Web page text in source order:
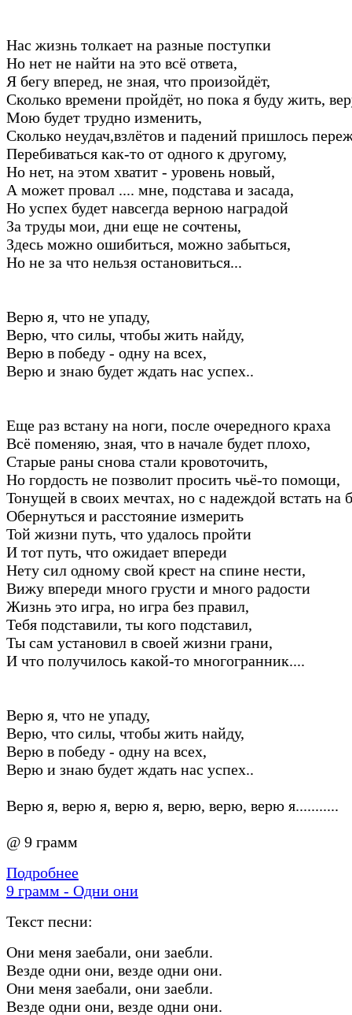
Нас жизнь толкает на разные поступки
Но нет не найти на это всё ответа,
Я бегу вперед, не зная, что произойдёт,
Сколько времени пройдёт, но пока я буду жить,
Мою будет трудно изменить,
Сколько неудач,взлётов и падений пришлось
Перебиваться как-то от одного к другому,
Но нет, на этом хватит - уровень новый,
А может провал .... мне, подстава и засада,
Но успех будет навсегда верною наградой
За труды мои, дни еще не сочтены,
Здесь можно ошибиться, можно забыться,
Но не за что нельзя остановиться...
Верю я, что не упаду,
Верю, что силы, чтобы жить найду,
Верю в победу - одну на всех,
Верю и знаю будет ждать нас успех..
Еще раз встану на ноги, после очередного краха
Всё поменяю, зная, что в начале будет плохо,
Старые раны снова стали кровоточить,
Но гордость не позволит просить чьё-то помощи,
Тонущей в своих мечтах, но с надеждой встать на
Обернуться и расстояние измерить
Той жизни путь, что удалось пройти
И тот путь, что ожидает впереди
Нету сил одному свой крест на спине нести,
Вижу впереди много грусти и много радости
Жизнь это игра, но игра без правил,
Тебя подставили, ты кого подставил,
Ты сам установил в своей жизни грани,
И что получилось какой-то многогранник....
Верю я, что не упаду,
Верю, что силы, чтобы жить найду,
Верю в победу - одну на всех,
Верю и знаю будет ждать нас успех..
Верю я, верю я, верю я, верю, верю, верю я...........
@ 9 грамм
Подробнее
9 грамм - Одни они
Текст песни:
Они меня заебали, они заебли.
Везде одни они, везде одни они.
Они меня заебали, они заебли.
Везде одни они, везде одни они.